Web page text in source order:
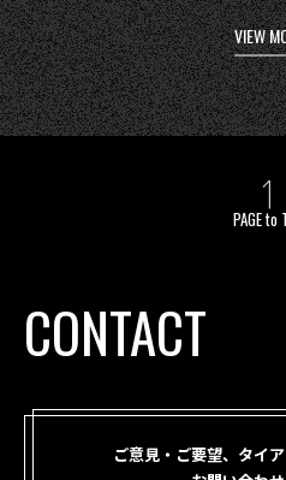
VIEW
PAGE to
CONTACT
ご意見・ご要望、タイ